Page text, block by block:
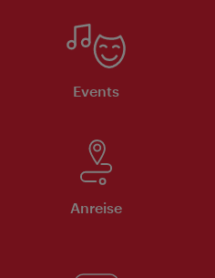
Events
Anreise